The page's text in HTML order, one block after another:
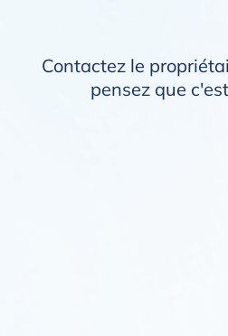
Contactez le
pensez que